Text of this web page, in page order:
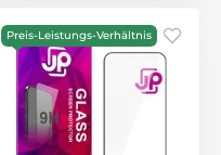
Preis-Leistungs-Verhältnis